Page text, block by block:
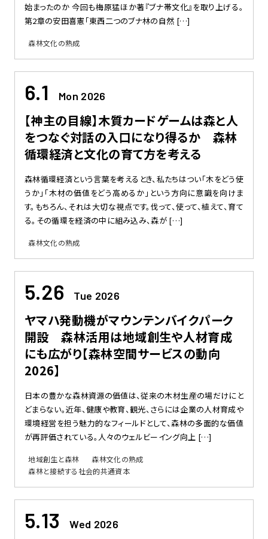
始まったのか 今回も梅原猛ほか著『ブナ帯文化』を取り上げる。
第2章の安田喜憲「東西二つのブナ林の自然 […]
森林文化の熟成
6.1 Mon 2026
【神主の目線】木質カードゲームは森と人
をつなぐ対話の入口になり得るか 森林
循環経済と文化の育て方を考える
森林循環経済という言葉を考えるとき、私たちはつい「木をどう使
うか」「木材の価値をどう高めるか」という方向に意識を向けま
す。もちろん、それは大切な視点です。伐って、使って、植えて、育て
る。その循環を経済の中に組み込み、森が […]
森林文化の熟成
5.26 Tue 2026
ヤマハ発動機がマウンテンバイクパーク
開設 森林活用は地域創生や人材育成
にも広がり【森林空間サービスの動向
2026】
日本の豊かな森林資源の価値は、従来の木材生産の場だけにと
どまらない。近年、健康や教育、観光、さらには企業の人材育成や
環境経営を担う魅力的なフィールドとして、森林の多面的な価値
が再評価されている。人々のウェルビーイング向上 […]
地域創生と森林
森林文化の熟成
森林と接続する社会的共通資本
5.13 Wed 2026